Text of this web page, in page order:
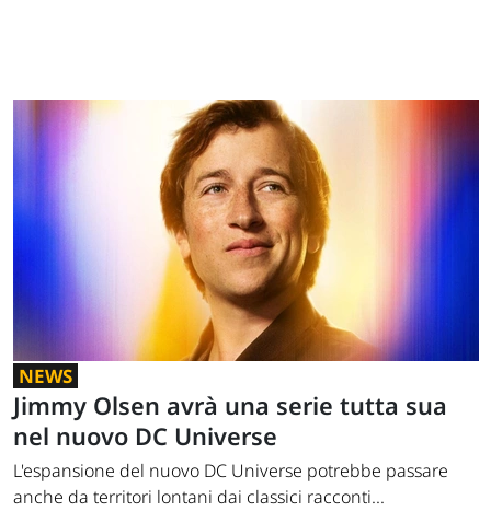
NEWS
Jimmy Olsen avrà una serie tutta sua
nel nuovo DC Universe
L'espansione del nuovo DC Universe potrebbe passare
anche da territori lontani dai classici racconti...